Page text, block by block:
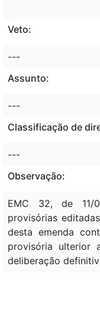
Veto:
---
Assunto:
---
Classificação de
---
Observação:
EMC 32, de 11/
provisórias
desta emenda
provisória ulterior
deliberação